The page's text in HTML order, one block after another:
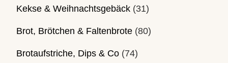
Kekse & Weihnachtsgebäck (31)
Brot, Brötchen & Faltenbrote (80)
Brotaufstriche, Dips & Co (74)